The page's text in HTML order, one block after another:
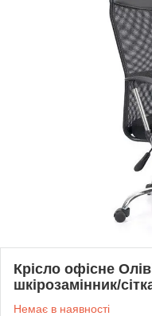
Крісло офісне
шкірозамінник/
Немає в наявності